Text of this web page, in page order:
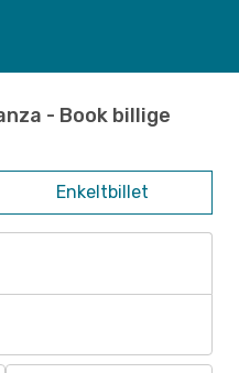
- Book billige
Enkeltbillet